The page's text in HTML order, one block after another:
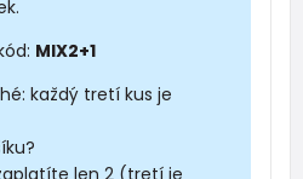
MIX2+1
každý tretí kus je
len 2 (tretí je